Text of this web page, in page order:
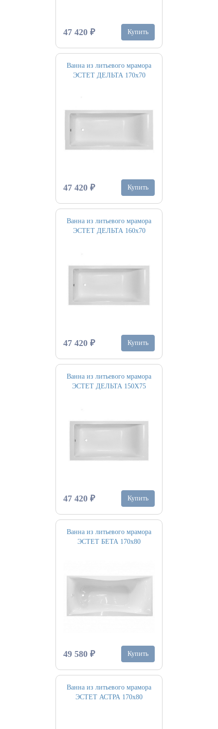
47 420 ₽ Купить
Ванна из литьевого мрамора
ЭСТЕТ ДЕЛЬТА 170х70
47 420 ₽ Купить
Ванна из литьевого мрамора
ЭСТЕТ ДЕЛЬТА 160х70
47 420 ₽ Купить
Ванна из литьевого мрамора
ЭСТЕТ ДЕЛЬТА 150Х75
47 420 ₽ Купить
Ванна из литьевого мрамора
ЭСТЕТ БЕТА 170х80
49 580 ₽ Купить
Ванна из литьевого мрамора
ЭСТЕТ АСТРА 170х80